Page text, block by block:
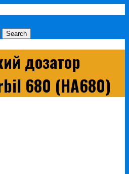
дозатор
680 (HA680)